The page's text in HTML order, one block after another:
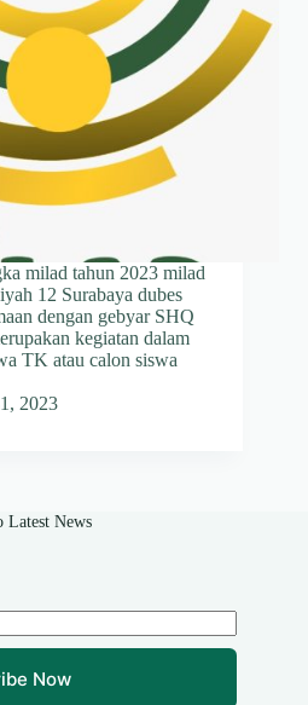
milad tahun 2023 milad
12 Surabaya dubes
dengan gebyar SHQ
kegiatan dalam
TK atau calon siswa
2023
Latest News
Now